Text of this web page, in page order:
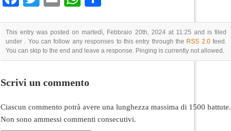
This entry was posted on martedì, Febbraio 20th, 2024 at 11:25 and is filed
under . You can follow any responses to this entry through the RSS 2.0feed.
You can skip to the end and leave a response. Pinging is currently not allowed.
Scrivi un commento
Ciascun commento potrà avere una lunghezza massima di 1500 battute.
Non sono ammessi commenti consecutivi.